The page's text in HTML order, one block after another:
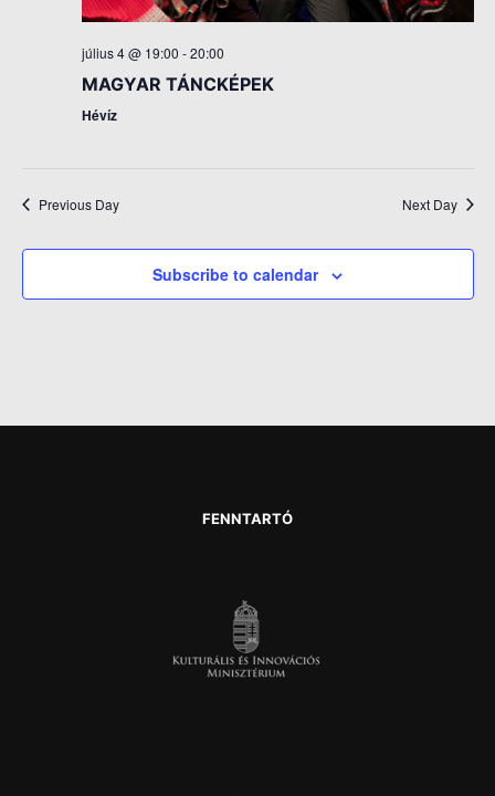
július 4 @ 19:00 -20:00
MAGYAR TÁNCKÉPEK
Hévíz
Previous Day Next Day
Subscribe to calendar
FENNTARTÓ